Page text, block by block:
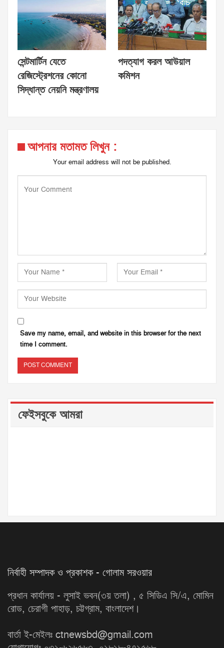
সেন্টমার্টিন যেতে
রেজিস্ট্রেশনের কোনো
সিদ্ধান্ত নেয়নি মন্ত্রণালয়
পদত্যাগ করল আউয়াল
কমিশন
আপনার মতামত লিখুন :
Your email address will not be published.
Save my name, email, and website in this browser for the next
time I comment.
ফেইসবুকে আমরা
নির্বাহী সম্পাদক ও প্রকাশক - গোলাম সরওয়ার
প্রধান কার্যালয় - লুসাই ভবন(৩য় তলা) , ৫ সিডিএ সি/এ, মোমিন
রোড, চেরাগী পাহাড়, চট্টগ্রাম, বাংলাদেশ।
বার্তা ই-মেইলঃ ctnewsbd@gmail.com